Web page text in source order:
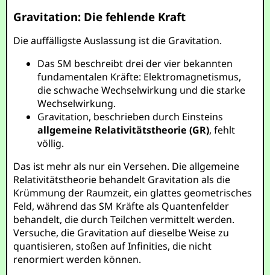
Gravitation: Die fehlende Kraft
Die auffälligste Auslassung ist die Gravitation.
Das SM beschreibt drei der vier bekannten
fundamentalen Kräfte: Elektromagnetismus,
die schwache Wechselwirkung und die starke
Wechselwirkung.
Gravitation, beschrieben durch Einsteins
allgemeine Relativitätstheorie (GR), fehlt
völlig.
Das ist mehr als nur ein Versehen. Die allgemeine
Relativitätstheorie behandelt Gravitation als die
Krümmung der Raumzeit, ein glattes geometrisches
Feld, während das SM Kräfte als Quantenfelder
behandelt, die durch Teilchen vermittelt werden.
Versuche, die Gravitation auf dieselbe Weise zu
quantisieren, stoßen auf Infinities, die nicht
renormiert werden können.